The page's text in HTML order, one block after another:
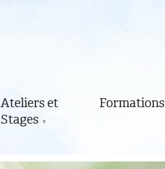
Ateliers et
Stages
Formations